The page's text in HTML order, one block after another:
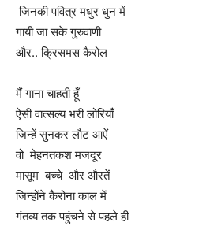
जिनकी पवित्र मधुर धुन में
गायी जा सके गुरुवाणी
और.. क्रिसमस कैरोल
मैं गाना चाहती हूँ
ऐसी वात्सल्य भरी लोरियाँ
जिन्हें सुनकर लौट आऐं
वो मेहनतकश मजदूर
मासूम बच्चे और औरतें
जिन्होंने कैरोना काल में
गंतव्य तक पहुंचने से पहले ही